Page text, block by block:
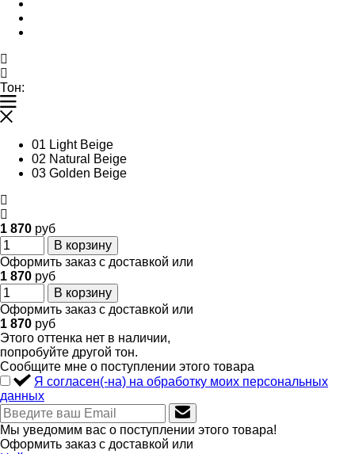
Тон:
01 Light Beige
02 Natural Beige
03 Golden Beige
1 870 руб
В корзину
Оформить заказ с доставкой или
1 870 руб
В корзину
Оформить заказ с доставкой или
1 870 руб
Этого оттенка нет в наличии,
попробуйте другой тон.
Сообщите мне о поступлении этого товара
Я согласен(-на) на обработку моих персональных
данных
Мы уведомим вас о поступлении этого товара!
Оформить заказ с доставкой или